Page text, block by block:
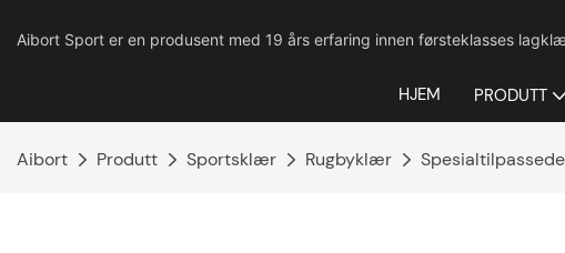
Aibort Sport er en produsent med 19 års erfaring innen førsteklasses
HJEM PRODUTT
Aibort Produtt Sportsklær Rugbyklær